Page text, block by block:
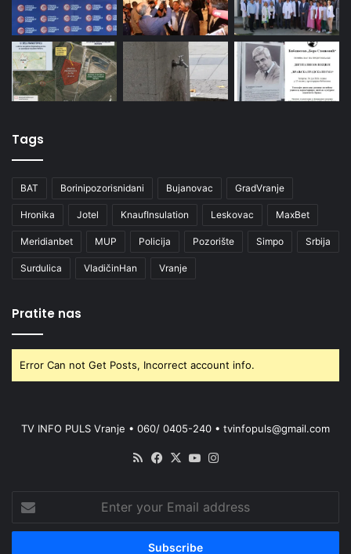
Tags
BAT Borinipozorisnidani Bujanovac GradVranje
Hronika Jotel KnaufInsulation Leskovac MaxBet
Meridianbet MUP Policija Pozorište Simpo Srbija
Surdulica VladičinHan Vranje
Pratite nas
Error Can not Get Posts, Incorrect account info.
TV INFO PULS Vranje • 060/ 0405-240 • tvinfopuls@gmail.com
RSS Facebook
X YouTube
your
Email